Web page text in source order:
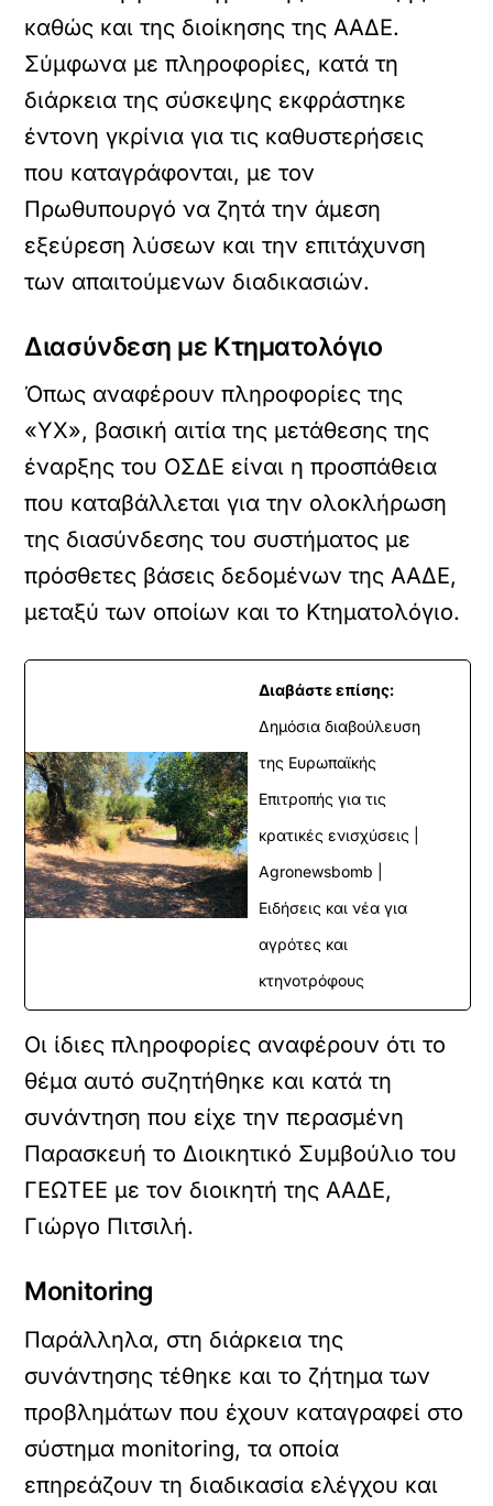
καθώς και της διοίκησης της ΑΑΔΕ.
Σύμφωνα με πληροφορίες, κατά τη
διάρκεια της σύσκεψης εκφράστηκε
έντονη γκρίνια για τις καθυστερήσεις
που καταγράφονται, με τον
Πρωθυπουργό να ζητά την άμεση
εξεύρεση λύσεων και την επιτάχυνση
των απαιτούμενων διαδικασιών.
Διασύνδεση με Κτηματολόγιο
Όπως αναφέρουν πληροφορίες της
«ΥΧ», βασική αιτία της μετάθεσης της
έναρξης του ΟΣΔΕ είναι η προσπάθεια
που καταβάλλεται για την ολοκλήρωση
της διασύνδεσης του συστήματος με
πρόσθετες βάσεις δεδομένων της ΑΑΔΕ,
μεταξύ των οποίων και το Κτηματολόγιο.
Διαβάστε επίσης:
Δημόσια διαβούλευση
της Ευρωπαϊκής
Επιτροπής για τις
κρατικές ενισχύσεις |
Agronewsbomb |
Ειδήσεις και νέα για
αγρότες και
κτηνοτρόφους
Οι ίδιες πληροφορίες αναφέρουν ότι το
θέμα αυτό συζητήθηκε και κατά τη
συνάντηση που είχε την περασμένη
Παρασκευή το Διοικητικό Συμβούλιο του
ΓΕΩΤΕΕ με τον διοικητή της ΑΑΔΕ,
Γιώργο Πιτσιλή.
Monitoring
Παράλληλα, στη διάρκεια της
συνάντησης τέθηκε και το ζήτημα των
προβλημάτων που έχουν καταγραφεί στο
σύστημα monitoring, τα οποία
επηρεάζουν τη διαδικασία ελέγχου και